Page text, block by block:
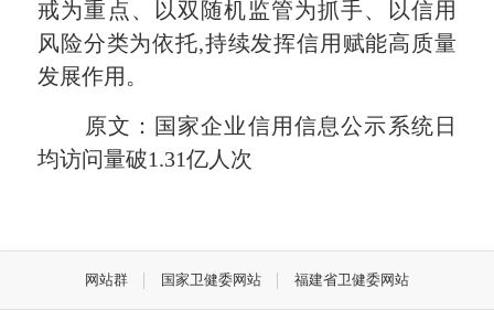
戒为重点、以双随机监管为抓手、以信用
风险分类为依托,持续发挥信用赋能高质量
发展作用。
原文：国家企业信用信息公示系统日
均访问量破1.31亿人次
网站群 国家卫健委网站 福建省卫健委网站